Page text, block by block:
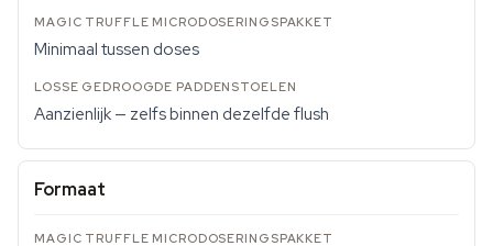
Minimaal tussen doses
Aanzienlijk — zelfs binnen dezelfde flush
Formaat